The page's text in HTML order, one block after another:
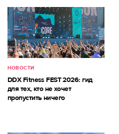
НОВОСТИ
DDX Fitness FEST 2026: гид
для тех, кто не хочет
пропустить ничего